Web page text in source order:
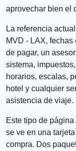
aprovechar bien el
La referencia
MVD - LAX,
de pagar, un
sistema,
horarios, escalas,
hotel y cualquier
asistencia de viaje.
Este tipo de
se ve en una
compra. Dos